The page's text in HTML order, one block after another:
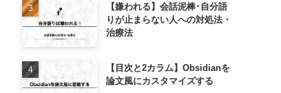
【嫌われる】会話泥棒･自分語
りが止まらない人への対処法・
治療法
【目次と2カラム】Obsidianを
論文風にカスタマイズする